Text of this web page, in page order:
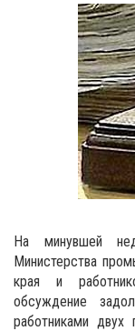
На минувшей
Министерства
края и
обсуждение
работниками двух